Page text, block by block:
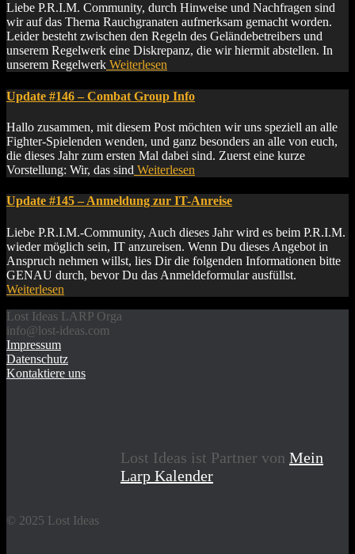
Liebe P.R.I.M. Community, durch Hinweise und Nachfragen sind
wir auf das Thema Rauchgranaten aufmerksam gemacht worden.
Leider besteht zwischen den Regeln des Geländebetreibers und
unserem Regelwerk eine Diskrepanz, die wir hiermit abstellen. In
unserem Regelwerk Weiterlesen
Update #146 – Combat Group Info
Hallo zusammen, mit diesem Post möchten wir uns speziell an alle
Fighter-Spielenden wenden, und ganz besonders an alle von euch,
die dieses Jahr zum ersten Mal dabei sind. Zuerst eine kurze
Vorstellung: Wir, das sind Weiterlesen
Update #145 – Anmeldung zur IT-Anreise
Liebe P.R.I.M.-Community, Auch dieses Jahr wird es beim P.R.I.M.
wieder möglich sein, IT anzureisen. Wenn Du dieses Angebot in
Anspruch nehmen willst, lies Dir die folgenden Informationen bitte
GENAU durch, bevor Du das Anmeldeformular ausfüllst.
Weiterlesen
Lost Ideas LARP Orga
info@lost-ideas.com
Impressum
Datenschutz
Kontaktiere uns
Lost Ideas ist Partner von Mein
Larp Kalender
© 2025 Lost Ideas